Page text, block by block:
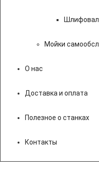
Мойки
О нас
Доставка и оплата
Полезное о станках
Контакты